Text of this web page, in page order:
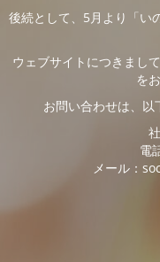
後続として、5月より「い
ウェブサイトにつきまし
を
お問い合わせは、以
電
メール：